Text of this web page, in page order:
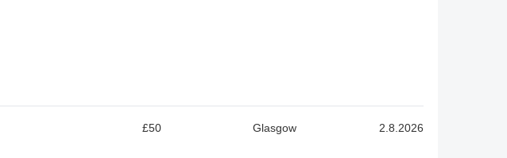
£50 Glasgow 2.8.2026